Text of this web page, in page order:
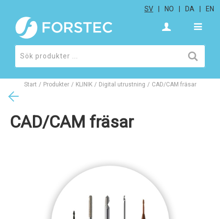
SV NO DA EN
Start / Produkter / KLINIK / Digital utrustning / CAD/CAM fräsar
CAD/CAM fräsar